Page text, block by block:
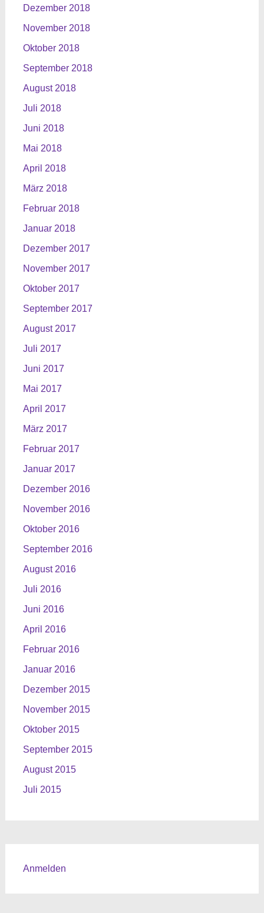
Dezember 2018
November 2018
Oktober 2018
September 2018
August 2018
Juli 2018
Juni 2018
Mai 2018
April 2018
März 2018
Februar 2018
Januar 2018
Dezember 2017
November 2017
Oktober 2017
September 2017
August 2017
Juli 2017
Juni 2017
Mai 2017
April 2017
März 2017
Februar 2017
Januar 2017
Dezember 2016
November 2016
Oktober 2016
September 2016
August 2016
Juli 2016
Juni 2016
April 2016
Februar 2016
Januar 2016
Dezember 2015
November 2015
Oktober 2015
September 2015
August 2015
Juli 2015
Anmelden